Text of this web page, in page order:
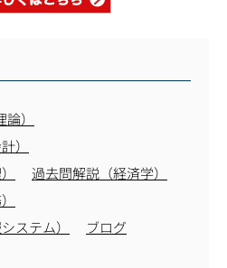
）
）
過去問解説（経済学）
ステム）
ブログ